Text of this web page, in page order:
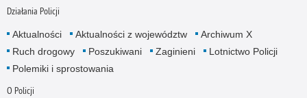
Działania Policji
Aktualności Aktualności z województw
Archiwum X
Ruch drogowy
Poszukiwani Zaginieni
Lotnictwo Policji
Polemiki i sprostowania
O Policji